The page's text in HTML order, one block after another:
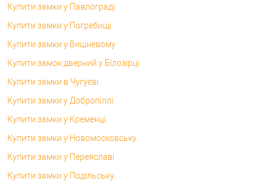
Купити замки у Павлограді
Купити замки у Погребищі
Купити замки у Вишневому
Купити замок дверний у Білозірці
Купити замки в Чугуєві
Купити замки у Добропіллі
Купити замки у Кременці
Купити замки у Новомосковську
Купити замки у Переяславі
Купити замки у Подільську